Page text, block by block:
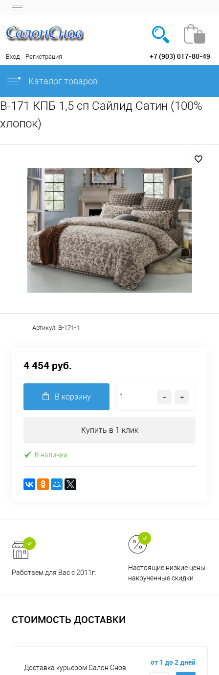
Вход Регистрация +7 (903) 017-80-49
Каталог товаров
B-171 КПБ 1,5 сп Сайлид Сатин (100%
хлопок)
Артикул: B-171-1
4 454 руб.
В корзину
Купить в 1 клик
В наличии
Работаем для Вас с 2011г.
Настоящие низкие цены и
накрученные скидки
СТОИМОСТЬ ДОСТАВКИ
Доставка курьером Салон Снов
от 1 до 2 дней